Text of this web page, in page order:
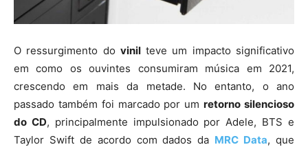
O ressurgimento do vinilteve um impacto significativo
em como os ouvintes consumiram música em 2021,
crescendo em mais da metade. No entanto, o ano
passado também foi marcado por umretorno silencioso
do CD, principalmente impulsionado por Adele, BTS e
Taylor Swift de acordo com dados da MRC Data, que